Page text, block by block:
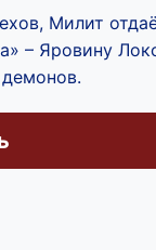
Милит
– Яровину